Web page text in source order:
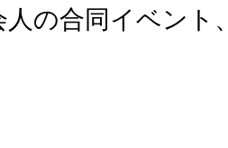
人の合同イベント